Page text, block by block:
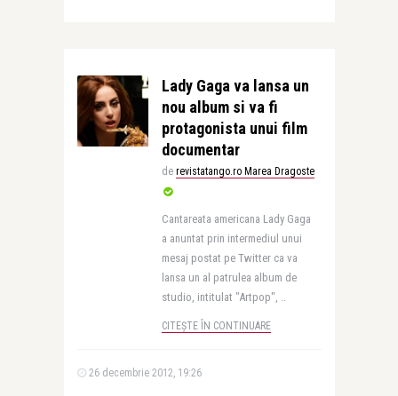
Lady Gaga va lansa un
nou album si va fi
protagonista unui film
documentar
de revistatango.ro Marea Dragoste
Cantareata americana Lady Gaga
a anuntat prin intermediul unui
mesaj postat pe Twitter ca va
lansa un al patrulea album de
studio, intitulat "Artpop", ..
CITEȘTE ÎN CONTINUARE
26 decembrie 2012, 19:26